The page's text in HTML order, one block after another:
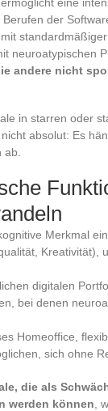
der
neuroatypischen
andere nicht
in starren oder
absolut: Es
Merkmal
Kreativität),
digitalen
bei denen
Homeoffice,
sich ohne
die als
werden können ,